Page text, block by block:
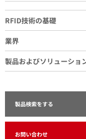
RFID技術の基礎
業界
製品およびソリューショ
製品検索をする
お問い合わせ